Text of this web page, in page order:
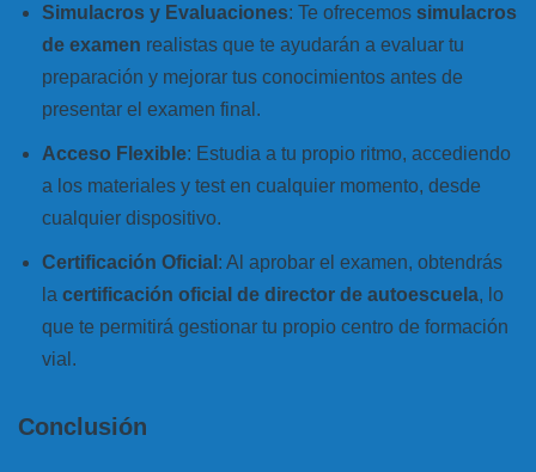
Simulacros y Evaluaciones: Te ofrecemos simulacros
de examen realistas que te ayudarán a evaluar tu
preparación y mejorar tus conocimientos antes de
presentar el examen final.
Acceso Flexible: Estudia a tu propio ritmo, accediendo
a los materiales y test en cualquier momento, desde
cualquier dispositivo.
Certificación Oficial : Al aprobar el examen, obtendrás
la certificación oficial de director de autoescuela, lo
que te permitirá gestionar tu propio centro de formación
vial.
Conclusión